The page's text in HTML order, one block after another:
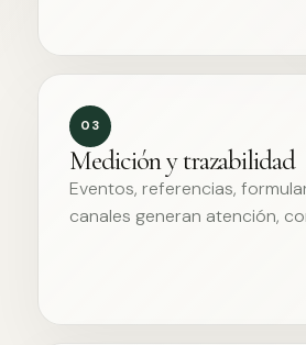
03
Medición y trazabilidad
Eventos, referencias,
canales generan atención,